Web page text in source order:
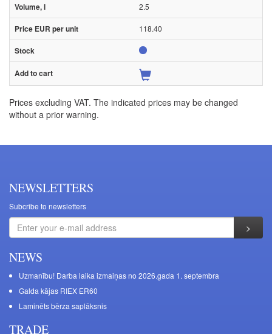
2.5
118.40
Prices excluding VAT. The indicated prices may be changed
without a prior warning.
NEWSLETTERS
Subcribe to newsletters
NEWS
Uzmanību! Darba laika izmaiņas no 2026.gada 1. septembra
Galda kājas RIEX ER60
Laminēts bērza saplāksnis
TRADE